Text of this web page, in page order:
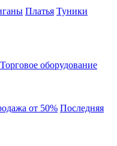
Платья Туники
Торговое оборудование
от 50% Последняя